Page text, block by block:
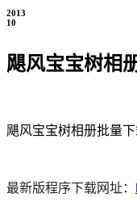
2013
10
飓风宝宝树相
飓风宝宝树相册批量下
最新版程序下载网址：